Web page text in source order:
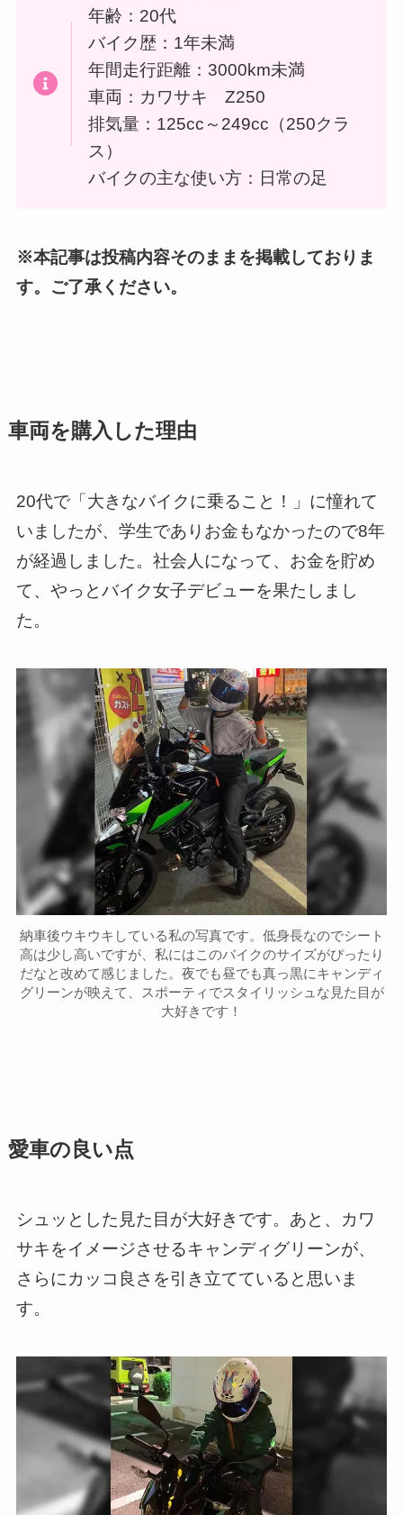
年齢：20代
バイク歴：1年未満
年間走行距離：3000km未満
車両：カワサキ Z250
排気量：125cc～249cc（250クラ
ス）
バイクの主な使い方：日常の足
※本記事は投稿内容そのままを掲載しておりま
す。ご了承ください。
車両を購入した理由
20代で「大きなバイクに乗ること！」に憧れて
いましたが、学生でありお金もなかったので8年
が経過しました。社会人になって、お金を貯め
て、やっとバイク女子デビューを果たしまし
た。
納車後ウキウキしている私の写真です。低身長なのでシート
高は少し高いですが、私にはこのバイクのサイズがぴったり
だなと改めて感じました。夜でも昼でも真っ黒にキャンディ
グリーンが映えて、スポーティでスタイリッシュな見た目が
大好きです！
愛車の良い点
シュッとした見た目が大好きです。あと、カワ
サキをイメージさせるキャンディグリーンが、
さらにカッコ良さを引き立てていると思いま
す。